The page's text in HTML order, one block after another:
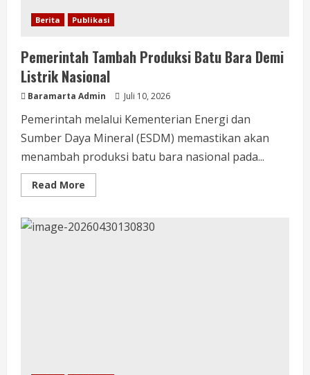
Berita Publikasi
Pemerintah Tambah Produksi Batu Bara Demi
Listrik Nasional
Baramarta Admin Juli 10, 2026
Pemerintah melalui Kementerian Energi dan
Sumber Daya Mineral (ESDM) memastikan akan
menambah produksi batu bara nasional pada...
Read More